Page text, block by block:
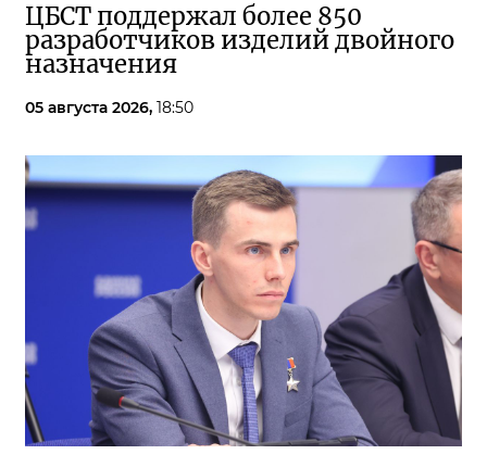
ЦБСТ поддержал более 850
разработчиков изделий двойного
назначения
05 августа 2026, 18:50